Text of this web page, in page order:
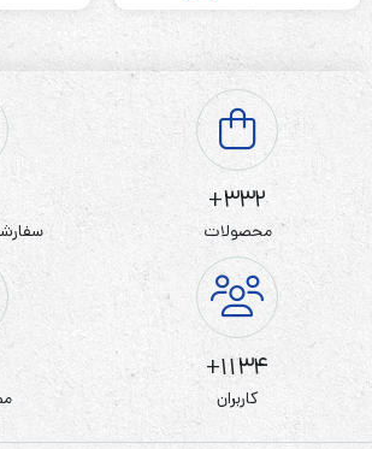
332+
محصولات
1134+
کاربران